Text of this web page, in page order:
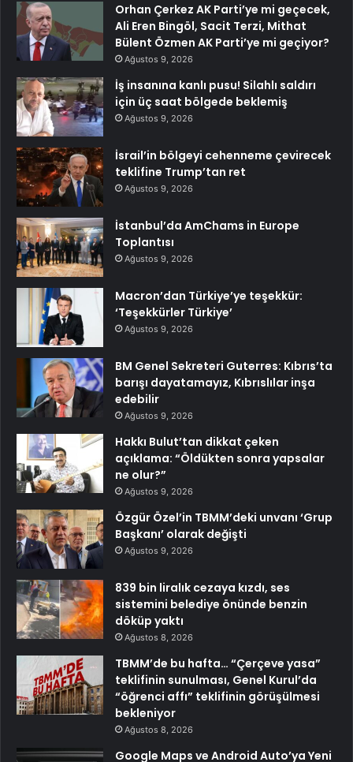
Orhan Çerkez AK Parti’ye mi geçecek,
Ali Eren Bingöl, Sacit Terzi, Mithat
Bülent Özmen AK Parti’ye mi geçiyor?
Ağustos 9, 2026
İş insanına kanlı pusu! Silahlı saldırı
için üç saat bölgede beklemiş
Ağustos 9, 2026
İsrail’in bölgeyi cehenneme çevirecek
teklifine Trump’tan ret
Ağustos 9, 2026
İstanbul’da AmChams in Europe
Toplantısı
Ağustos 9, 2026
Macron’dan Türkiye’ye teşekkür:
‘Teşekkürler Türkiye’
Ağustos 9, 2026
BM Genel Sekreteri Guterres: Kıbrıs’ta
barışı dayatamayız, Kıbrıslılar inşa
edebilir
Ağustos 9, 2026
Hakkı Bulut’tan dikkat çeken
açıklama: “Öldükten sonra yapsalar
ne olur?”
Ağustos 9, 2026
Özgür Özel’in TBMM’deki unvanı ‘Grup
Başkanı’ olarak değişti
Ağustos 9, 2026
839 bin liralık cezaya kızdı, ses
sistemini belediye önünde benzin
döküp yaktı
Ağustos 8, 2026
TBMM’de bu hafta… “Çerçeve yasa”
teklifinin sunulması, Genel Kurul’da
“öğrenci affı” teklifinin görüşülmesi
bekleniyor
Ağustos 8, 2026
Google Maps ve Android Auto’ya Yeni